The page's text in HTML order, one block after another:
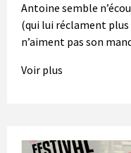
Antoine semble
(qui lui réclament
n’aiment pas son
Voir plus